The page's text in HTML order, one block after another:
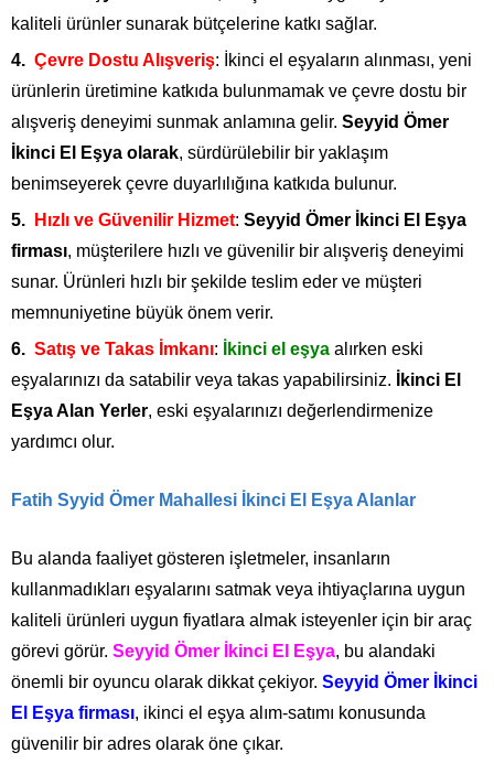
kaliteli ürünler sunarak bütçelerine katkı sağlar.
Çevre Dostu Alışveriş: İkinci el eşyaların alınması, yeni
ürünlerin üretimine katkıda bulunmamak ve çevre dostu bir
alışveriş deneyimi sunmak anlamına gelir. Seyyid Ömer
İkinci El Eşya olarak, sürdürülebilir bir yaklaşım
benimseyerek çevre duyarlılığına katkıda bulunur.
Hızlı ve Güvenilir Hizmet: Seyyid Ömer İkinci El Eşya
firması, müşterilere hızlı ve güvenilir bir alışveriş deneyimi
sunar. Ürünleri hızlı bir şekilde teslim eder ve müşteri
memnuniyetine büyük önem verir.
Satış ve Takas İmkanı: İkinci el eşya alırken eski
eşyalarınızı da satabilir veya takas yapabilirsiniz.
İkinci El
Eşya Alan Yerler, eski eşyalarınızı değerlendirmenize
yardımcı olur.
Fatih Syyid Ömer Mahallesi İkinci El Eşya Alanlar
Bu alanda faaliyet gösteren işletmeler, insanların
kullanmadıkları eşyalarını satmak veya ihtiyaçlarına uygun
kaliteli ürünleri uygun fiyatlara almak isteyenler için bir araç
görevi görür. Seyyid Ömer İkinci El Eşya, bu alandaki
önemli bir oyuncu olarak dikkat çekiyor. Seyyid Ömer İkinci
El Eşya firması, ikinci el eşya alım-satımı konusunda
güvenilir bir adres olarak öne çıkar.